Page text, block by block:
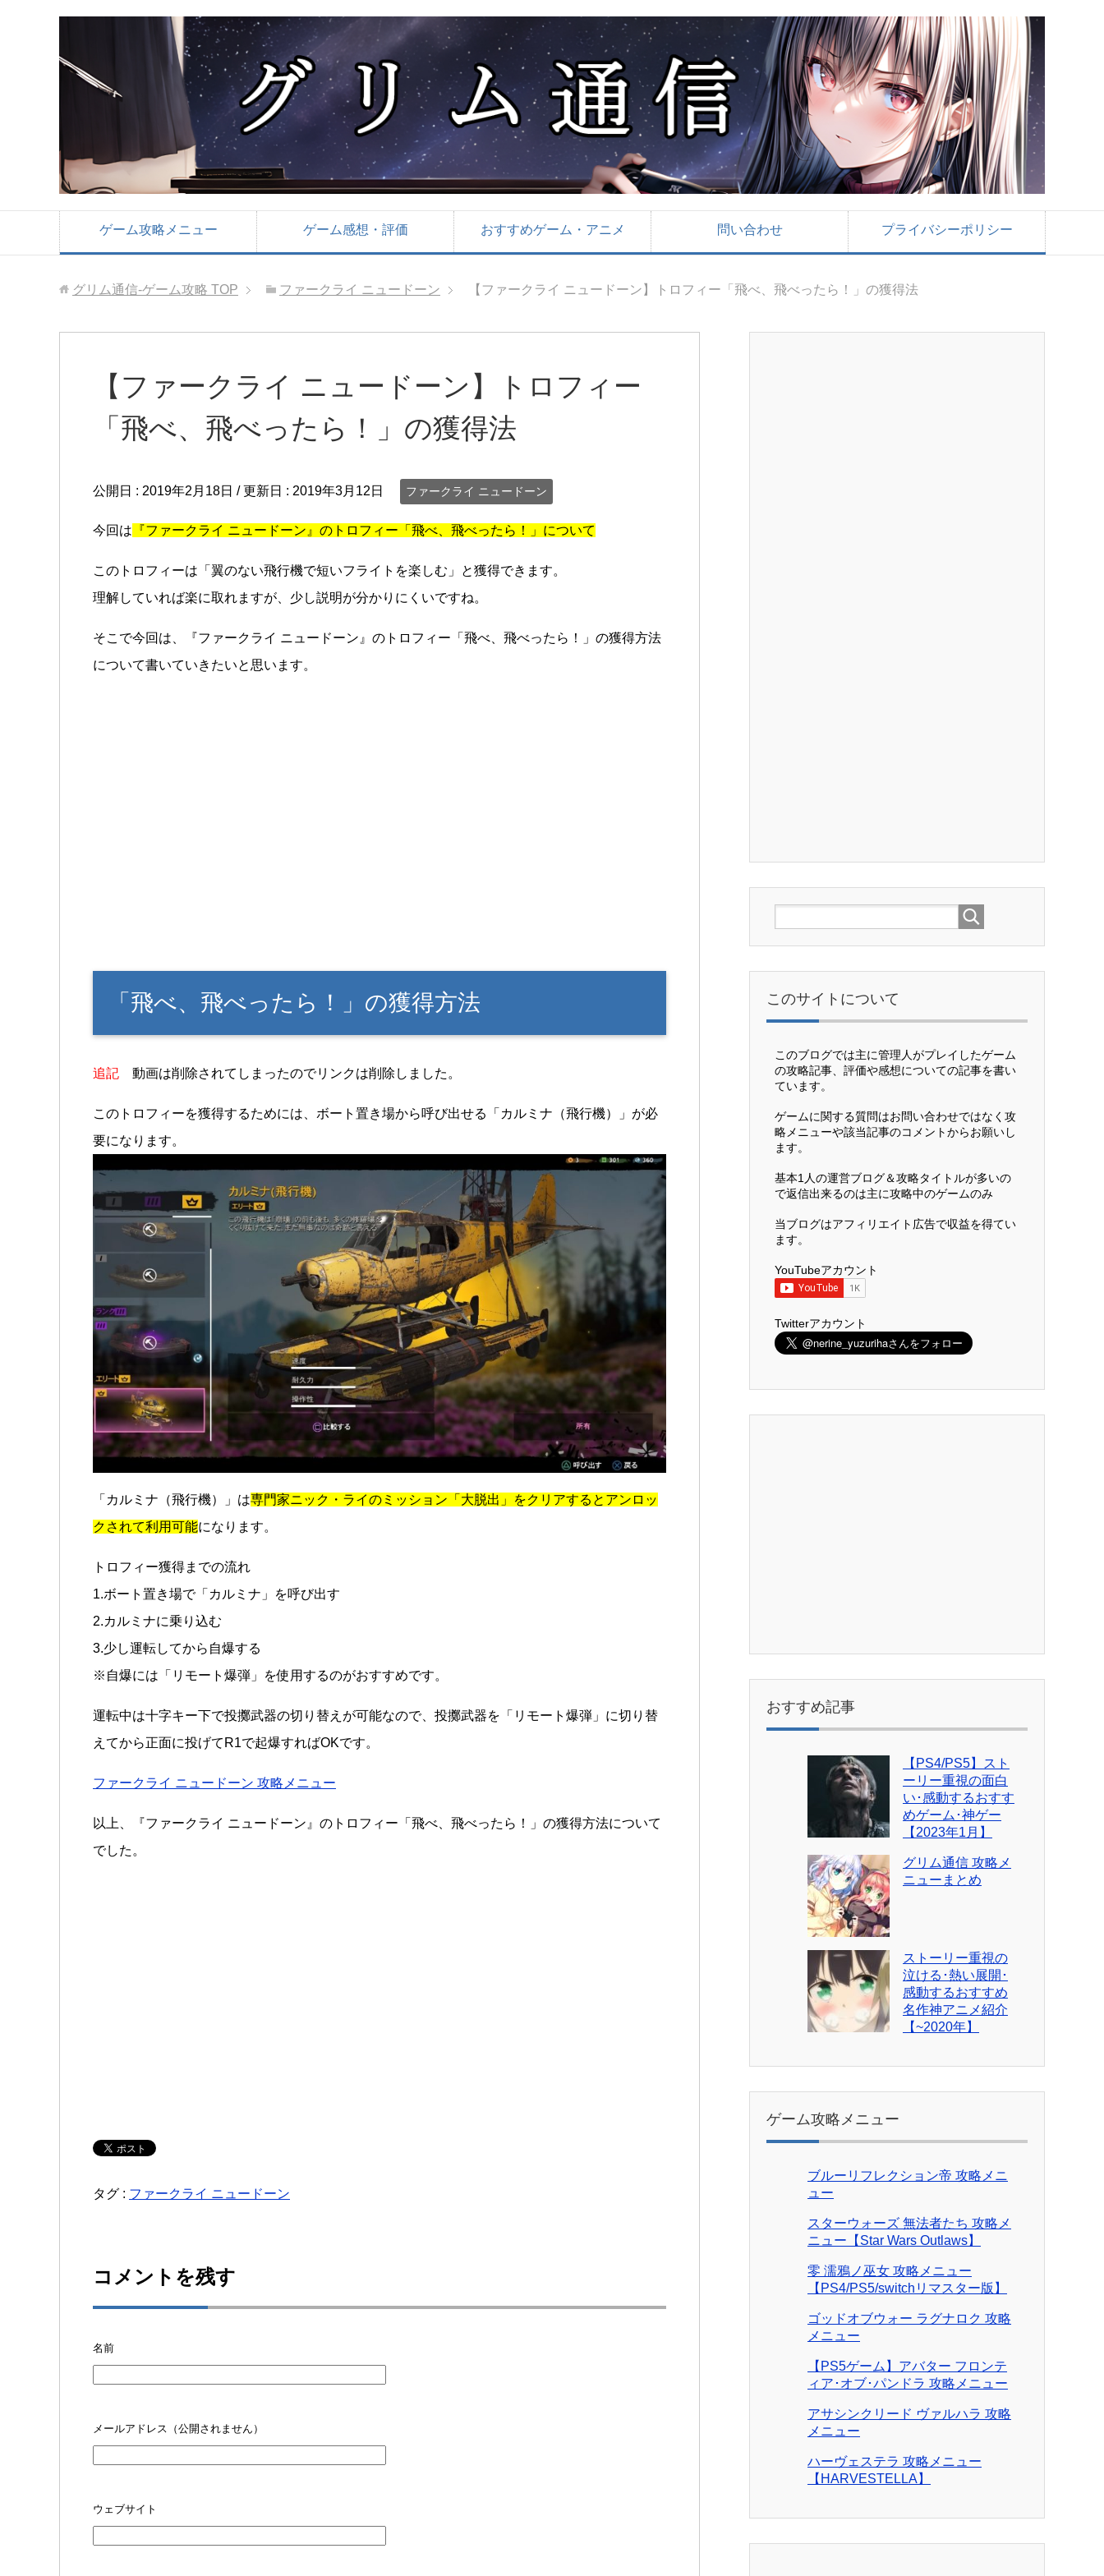
ゲーム攻略メニュー ゲーム感想・評価 おすすめゲーム・アニメ 問い合わせ プライバシーポリシー
グリム通信-ゲーム攻略 TOP ファークライ ニュードーン 【ファークライ ニュードーン】トロフィー「飛べ、飛べったら！」の獲得法
【ファークライ ニュードーン】トロフィー
「飛べ、飛べったら！」の獲得法
公開日 : 2019年2月18日 / 更新日 : 2019年3月12日 ファークライ ニュードーン
今回は 『ファークライ ニュードーン』のトロフィー「飛べ、飛べったら！」について
このトロフィーは「翼のない飛行機で短いフライトを楽しむ」と獲得できます。
理解していれば楽に取れますが、少し説明が分かりにくいですね。
そこで今回は、『ファークライ ニュードーン』のトロフィー「飛べ、飛べったら！」の獲得方法
について書いていきたいと思います。
「飛べ、飛べったら！」の獲得方法
追記 動画は削除されてしまったのでリンクは削除しました。
このトロフィーを獲得するためには、ボート置き場から呼び出せる「カルミナ（飛行機）」が必
要になります。
「カルミナ（飛行機）」は専門家ニック・ライのミッション「大脱出」をクリアするとアンロッ
クされて利用可能になります。
トロフィー獲得までの流れ
1.ボート置き場で「カルミナ」を呼び出す
2.カルミナに乗り込む
3.少し運転してから自爆する
※自爆には「リモート爆弾」を使用するのがおすすめです。
運転中は十字キー下で投擲武器の切り替えが可能なので、投擲武器を「リモート爆弾」に切り替
えてから正面に投げてR1で起爆すればOKです。
ファークライ ニュードーン 攻略メニュー
以上、『ファークライ ニュードーン』のトロフィー「飛べ、飛べったら！」の獲得方法について
でした。
タグ : ファークライ ニュードーン
コメントを残す
名前
メールアドレス（公開されません）
ウェブサイト
このサイトについて
このブログでは主に管理人がプレイしたゲーム
の攻略記事、評価や感想についての記事を書い
ています。
ゲームに関する質問はお問い合わせではなく攻
略メニューや該当記事のコメントからお願いし
ます。
基本1人の運営ブログ＆攻略タイトルが多いの
で返信出来るのは主に攻略中のゲームのみ
当ブログはアフィリエイト広告で収益を得てい
ます。
YouTubeアカウント
Twitterアカウント
おすすめ記事
【PS4/PS5】スト
ーリー重視の面白
い･感動するおすす
めゲーム･神ゲー
【2023年1月】
グリム通信 攻略メ
ニューまとめ
ストーリー重視の
泣ける･熱い展開･
感動するおすすめ
名作神アニメ紹介
【~2020年】
ゲーム攻略メニュー
ブルーリフレクション帝 攻略メニ
ュー
スターウォーズ 無法者たち 攻略メ
ニュー【Star Wars Outlaws】
零 濡鴉ノ巫女 攻略メニュー
【PS4/PS5/switchリマスター版】
ゴッドオブウォー ラグナロク 攻略
メニュー
【PS5ゲーム】アバター フロンテ
ィア･オブ･パンドラ 攻略メニュー
アサシンクリード ヴァルハラ 攻略
メニュー
ハーヴェステラ 攻略メニュー
【HARVESTELLA】